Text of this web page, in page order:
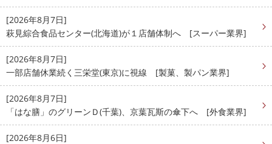
[2026年8月7日]
萩見綜合食品センター(北海道)が１店舗体制へ [スーパー業界]
[2026年8月7日]
一部店舗休業続く三栄堂(東京)に視線 [製菓、製パン業界]
[2026年8月7日]
「はな膳」のグリーンＤ(千葉)、京葉瓦斯の傘下へ [外食業界]
[2026年8月6日]